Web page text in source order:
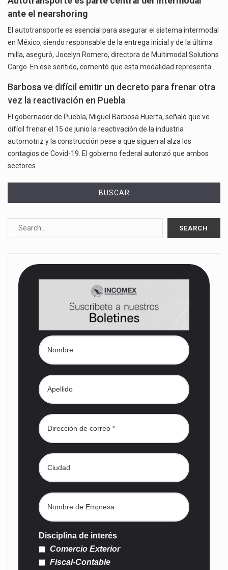
ante el nearshoring
El autotransporte es esencial para asegurar el sistema intermodal
en México, siendo responsable de la entrega inicial y de la última
milla, aseguró, Jocelyn Romero, directora de Multimodal Solutions
Cargo. En ese sentido, comentó que esta modalidad representa…
Barbosa ve difícil emitir un decreto para frenar otra
vez la reactivación en Puebla
El gobernador de Puebla, Miguel Barbosa Huerta, señaló que ve
difícil frenar el 15 de junio la reactivación de la industria
automotriz y la construcción pese a que siguen al alza los
contagios de Covid-19. El gobierno federal autorizó que ambos
sectores…
BUSCAR
Disciplina de interés
Comercio Exterior
Fiscal-Contable